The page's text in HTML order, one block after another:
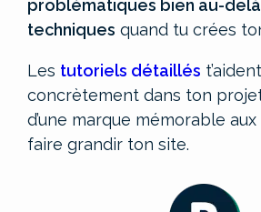
problématiques bien au-
techniques quand tu crées
Les tutoriels détaillés
concrètement dans ton
d’une marque mémorable
faire grandir ton site.